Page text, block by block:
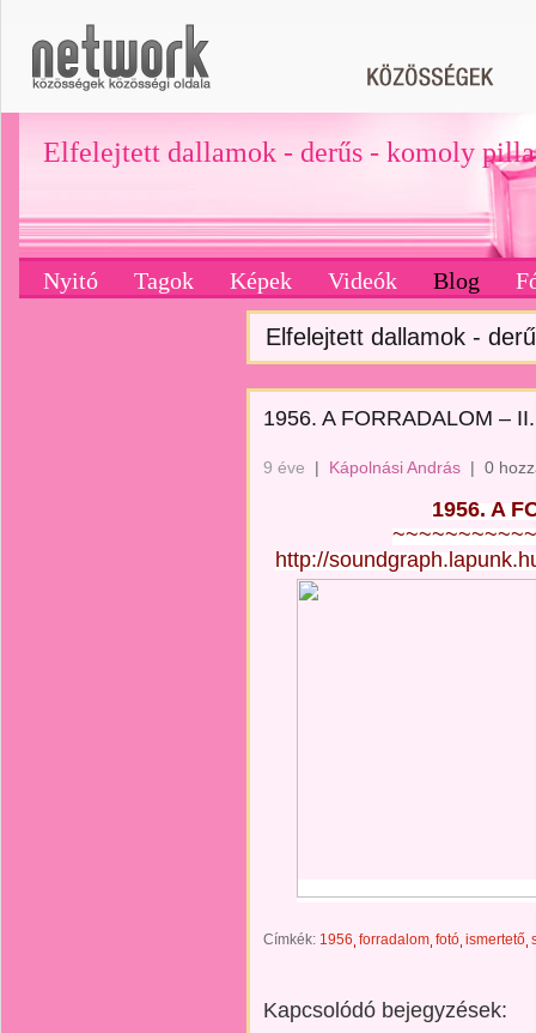
Elfelejtett dallamok - derűs - komoly
Nyitó Tagok Képek Videók Blog
Elfelejtett dallamok -
1956. A FORRADALOM – II.
9 éve | Kápolnási András | 0
1956. A
http://
Címkék: 1956 forradalom fotó ismertető
Kapcsolódó bejegyzések: